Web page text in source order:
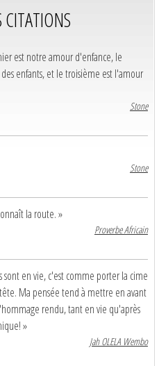
CITATIONS
est notre amour d'enfance, le
enfants, et le troisième est l'amour
Stone
Stone
la route. »
Proverbe Africain
sont en vie, c'est comme porter la cime
Ma pensée tend à mettre en avant
rendu, tant en vie qu'après
»
Jah OLELA Wembo